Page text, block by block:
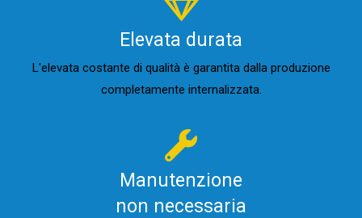
Elevata durata
L'elevata costante di qualità è garantita dalla produzione
completamente internalizzata.
Manutenzione
non necessaria